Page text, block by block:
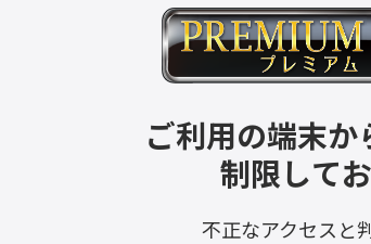
ご利用の端末か
制限して
不正なアクセスと